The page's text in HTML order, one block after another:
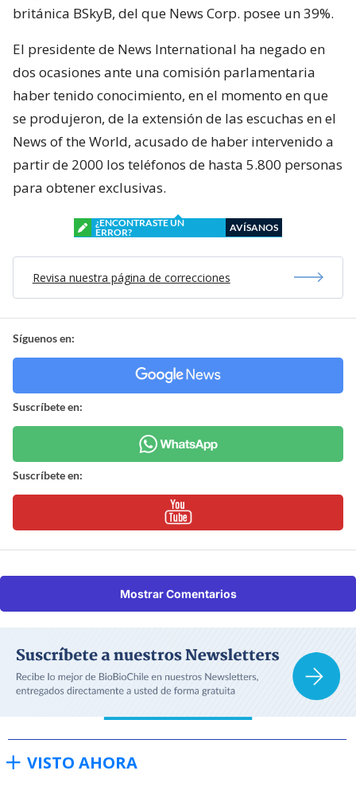
británica BSkyB, del que News Corp. posee un 39%.
El presidente de News International ha negado en
dos ocasiones ante una comisión parlamentaria
haber tenido conocimiento, en el momento en que
se produjeron, de la extensión de las escuchas en el
News of the World, acusado de haber intervenido a
partir de 2000 los teléfonos de hasta 5.800 personas
para obtener exclusivas.
¿ENCONTRASTE UN
ERROR?
AVÍSANOS
Revisa nuestra página de correcciones
Síguenos en:
Suscríbete en:
Suscríbete en:
Mostrar Comentarios
VISTO AHORA